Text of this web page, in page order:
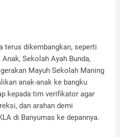
terus dikembangkan, seperti
Sekolah Ayah Bunda,
Mayuh Sekolah Maning
anak-anak ke bangku
kepada tim verifikator agar
dan arahan demi
di Banyumas ke depannya.